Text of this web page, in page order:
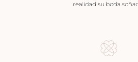
realidad su boda